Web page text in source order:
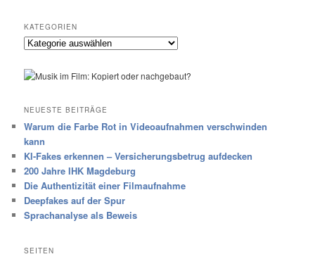
KATEGORIEN
Kategorien
NEUESTE BEITRÄGE
Warum die Farbe Rot in Videoaufnahmen verschwinden
kann
KI-Fakes erkennen – Versicherungsbetrug aufdecken
200 Jahre IHK Magdeburg
Die Authentizität einer Filmaufnahme
Deepfakes auf der Spur
Sprachanalyse als Beweis
SEITEN